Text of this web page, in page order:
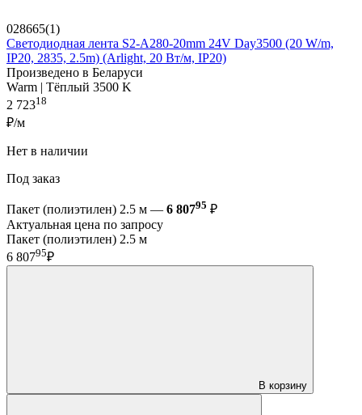
028665(1)
Светодиодная лента S2-A280-20mm 24V Day3500 (20 W/m,
IP20, 2835, 2.5m) (Arlight, 20 Вт/м, IP20)
Произведено в Беларуси
Warm | Тёплый 3500 K
2 72318
₽/м
Нет в наличии
Под заказ
Пакет (полиэтилен) 2.5 м — 6 80795 ₽
Актуальная цена по запросу
Пакет (полиэтилен) 2.5 м
6 80795₽
В корзину